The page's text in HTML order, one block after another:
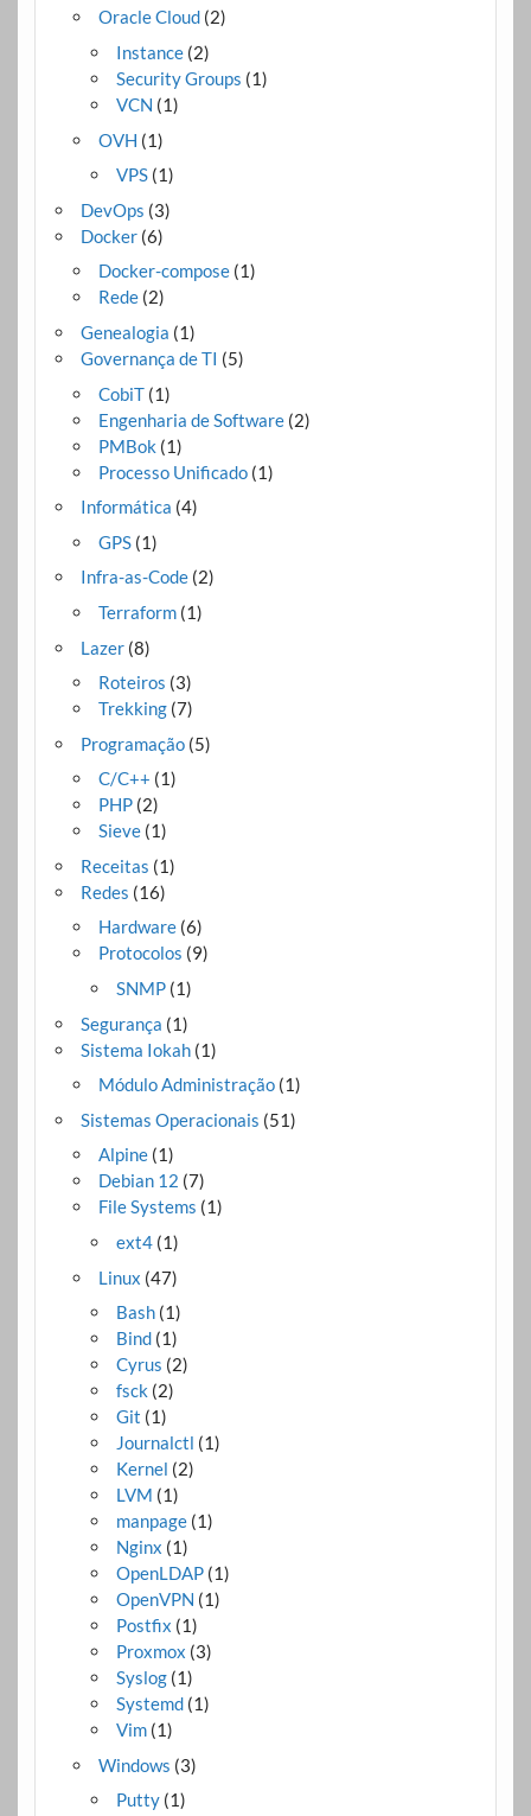
Oracle Cloud(2)
Instance (2)
Security Groups (1)
VCN (1)
OVH (1)
VPS (1)
DevOps (3)
Docker(6)
Docker-compose(1)
Rede(2)
Genealogia (1)
Governança de TI (5)
CobiT(1)
Engenharia de Software(2)
PMBok (1)
Processo Unificado(1)
Informática (4)
GPS(1)
Infra-as-Code(2)
Terraform(1)
Lazer(8)
Roteiros (3)
Trekking(7)
Programação(5)
C/C++ (1)
PHP(2)
Sieve(1)
Receitas (1)
Redes (16)
Hardware(6)
Protocolos (9)
SNMP (1)
Segurança (1)
Sistema Iokah(1)
Módulo Administração(1)
Sistemas Operacionais (51)
Alpine(1)
Debian 12 (7)
File Systems (1)
ext4 (1)
Linux (47)
Bash (1)
Bind (1)
Cyrus (2)
fsck (2)
Git (1)
Journalctl (1)
Kernel (2)
LVM (1)
manpage (1)
Nginx (1)
OpenLDAP (1)
OpenVPN (1)
Postfix (1)
Proxmox (3)
Syslog (1)
Systemd (1)
Vim (1)
Windows (3)
Putty (1)